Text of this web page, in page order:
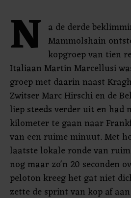
N a de derde
Mammolshain
kopgroep van tien
Italiaan Martin Marcellusi
groep met daarin naast
Zwitser Marc Hirschi en de
liep steeds verder uit en had
kilometer te gaan naar
van een ruime minuut. Met
laatste lokale ronde van
nog maar zo'n 20 seconden
peloton kreeg het gat niet
zette de sprint van kop af